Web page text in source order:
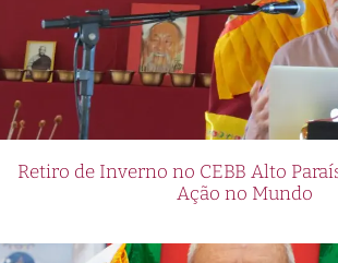
Retiro de Inverno no CEBB Alto
Ação no Mundo